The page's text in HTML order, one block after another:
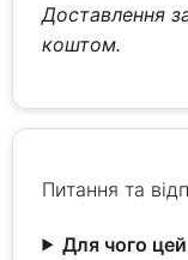
Доставлення
коштом.
Питання та
Для чого